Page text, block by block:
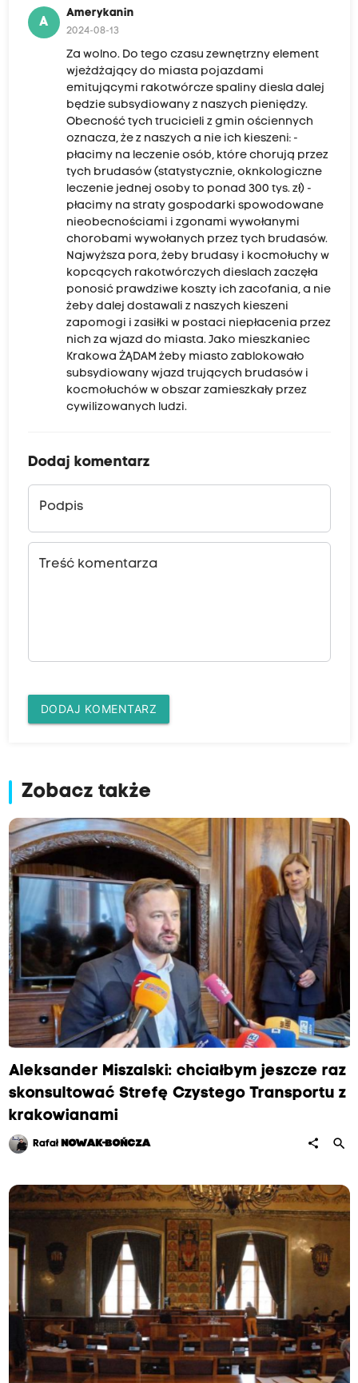
A
Amerykanin
2024-08-13
Za wolno. Do tego czasu zewnętrzny element
wjeżdżający do miasta pojazdami
emitującymi rakotwórcze spaliny diesla dalej
będzie subsydiowany z naszych pieniędzy.
Obecność tych trucicieli z gmin ościennych
oznacza, że z naszych a nie ich kieszeni: -
płacimy na leczenie osób, które chorują przez
tych brudasów (statystycznie, oknkologiczne
leczenie jednej osoby to ponad 300 tys. zł) -
płacimy na straty gospodarki spowodowane
nieobecnościami i zgonami wywołanymi
chorobami wywołanych przez tych brudasów.
Najwyższa pora, żeby brudasy i kocmołuchy w
kopcących rakotwórczych dieslach zaczęła
ponosić prawdziwe koszty ich zacofania, a nie
żeby dalej dostawali z naszych kieszeni
zapomogi i zasiłki w postaci niepłacenia przez
nich za wjazd do miasta. Jako mieszkaniec
Krakowa ŻĄDAM żeby miasto zablokowało
subsydiowany wjazd trujących brudasów i
kocmołuchów w obszar zamieszkały przez
cywilizowanych ludzi.
Dodaj komentarz
Podpis
Treść komentarza
DODAJ KOMENTARZ
Zobacz także
Aleksander Miszalski: chciałbym jeszcze raz
skonsultować Strefę Czystego Transportu z
krakowianami
Rafał NOWAK-BOŃCZA share search